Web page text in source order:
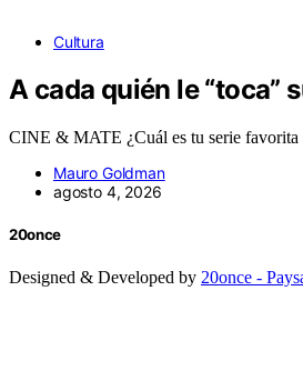
Cultura
A cada quién le “toca”
CINE & MATE ¿Cuál es tu serie
Mauro Goldman
agosto 4, 2026
20once
Designed & Developed by 20once -